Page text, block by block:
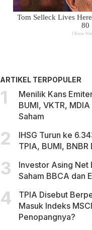
ARTIKEL TERPOPULER
Menilik Kans
BUMI, VKTR,
Saham
IHSG Turun ke
TPIA, BUMI,
Investor Asing Net
Saham BBCA dan
TPIA Disebut
Masuk Indeks
Penopangnya?